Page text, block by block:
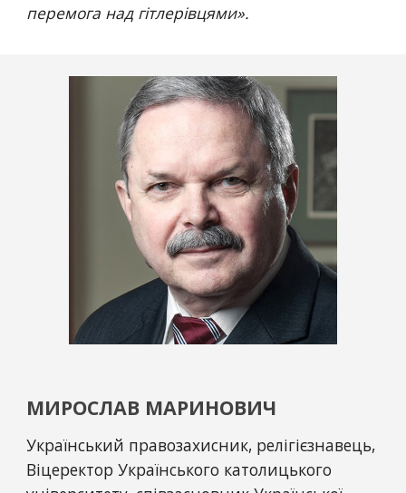
перемога над гітлерівцями».
МИРОСЛАВ МАРИНОВИЧ
Український правозахисник, релігієзнавець,
Віцеректор Українського католицького